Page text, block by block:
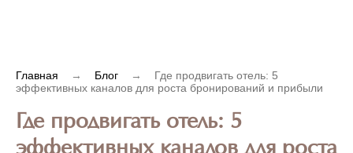
Главная → Блог →
Где продвигать отель: 5
эффективных каналов для роста бронирований и прибыли
Где продвигать отель: 5
эффективных каналов для роста